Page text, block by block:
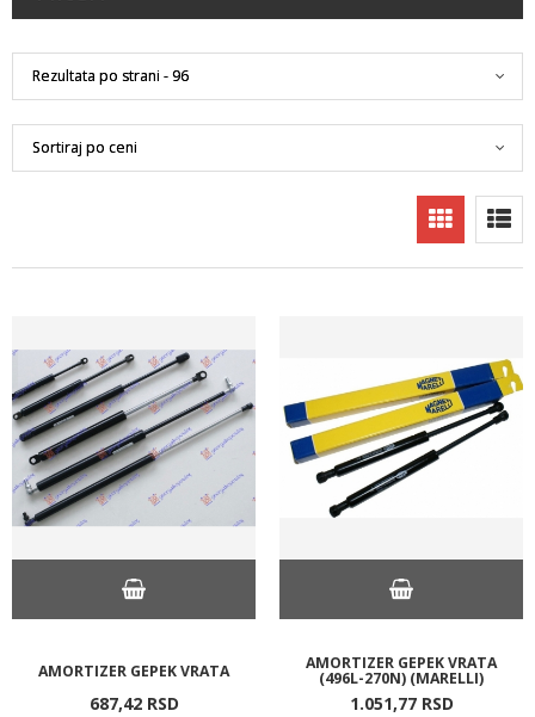
AMORTIZER GEPEK VRATA
687,42 RSD
AMORTIZER GEPEK VRATA
(496L-270N) (MARELLI)
1.051,77 RSD